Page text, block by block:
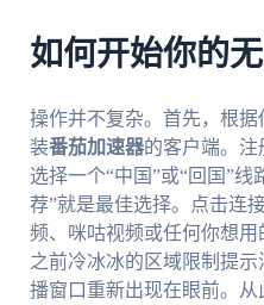
如何开始你的
操作并不复杂。首先，根
装番茄加速器的客户端。注
选择一个“中国”或“回国”
荐”就是最佳选择。点击连
频、咪咕视频或任何你想用
之前冷冰冰的区域限制提
播窗口重新出现在眼前。从